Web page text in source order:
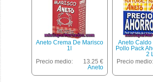
Aneto Crema De Marisco
1l
Precio medio:
13.25 €
Aneto
Aneto Caldo
Pollo Pack
2
Precio medio: